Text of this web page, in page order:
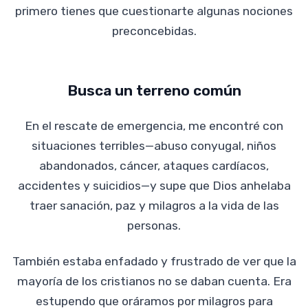
primero tienes que cuestionarte algunas nociones
preconcebidas.
Busca un terreno común
En el rescate de emergencia, me encontré con
situaciones terribles—abuso conyugal, niños
abandonados, cáncer, ataques cardíacos,
accidentes y suicidios—y supe que Dios anhelaba
traer sanación, paz y milagros a la vida de las
personas.
También estaba enfadado y frustrado de ver que la
mayoría de los cristianos no se daban cuenta. Era
estupendo que oráramos por milagros para